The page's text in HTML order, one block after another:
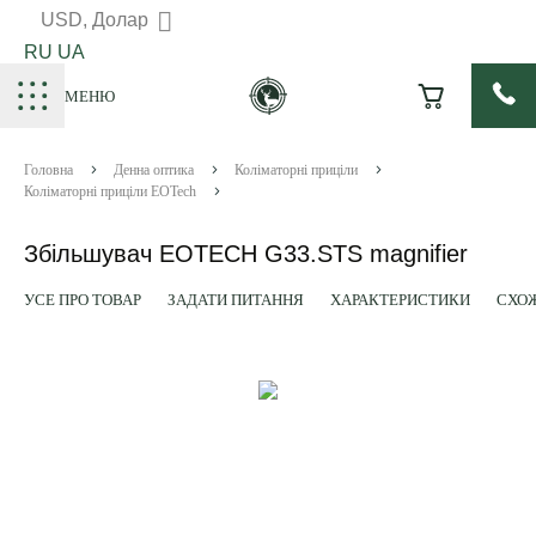
USD, Долар
RU UA
МЕНЮ
Головна Денна оптика
Коліматорні приціли
Коліматорні приціли EOTech
Збільшувач EOTECH G33.STS magnifier
УСЕ ПРО ТОВАР ЗАДАТИ ПИТАННЯ ХАРАКТЕРИСТИКИ